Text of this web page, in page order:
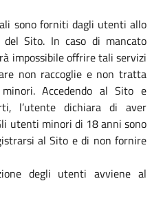
sono forniti dagli utenti allo
Sito. In caso di mancato
impossibile offrire tali servizi
non raccoglie e non tratta
Accedendo al Sito e
l’utente dichiara di aver
utenti minori di 18 anni sono
al Sito e di non fornire
degli utenti avviene al